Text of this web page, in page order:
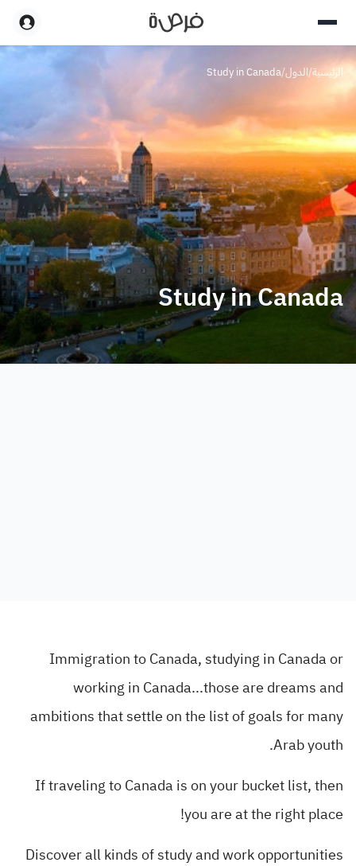
الرئيسية/الدول/
Study in Canada
Study in Canada
Immigration to Canada, studying in Canada or
working in Canada...those are dreams and
ambitions that settle on the list of goals for many
Arab youth.
If traveling to Canada is on your bucket list, then
you are at the right place!
Discover all kinds of study and work opportunities